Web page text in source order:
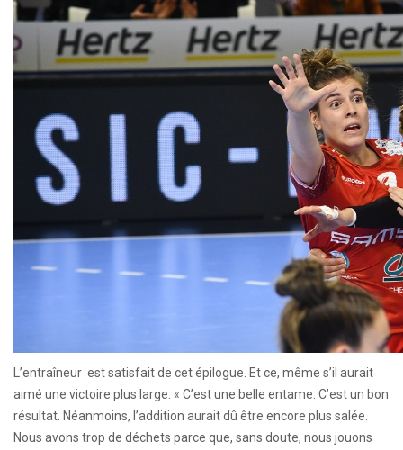
L’entraîneur est satisfait de cet épilogue. Et ce, même s’il aurait
aimé une victoire plus large. « C’est une belle entame. C’est un bon
résultat. Néanmoins, l’addition aurait dû être encore plus salée.
Nous avons trop de déchets parce que, sans doute, nous jouons